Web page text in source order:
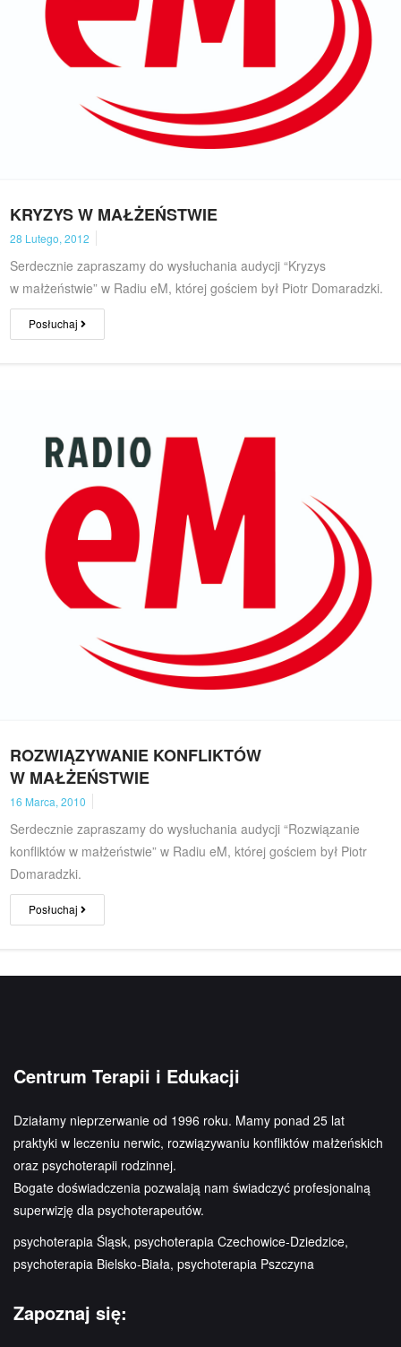
KRYZYS W MAŁŻEŃSTWIE
28 Lutego, 2012
Serdecznie zapraszamy do wysłuchania audycji “Kryzys
w małżeństwie” w Radiu eM, której gościem był Piotr Domaradzki.
Posłuchaj
ROZWIĄZYWANIE KONFLIKTÓW
W MAŁŻEŃSTWIE
16 Marca, 2010
Serdecznie zapraszamy do wysłuchania audycji “Rozwiązanie
konfliktów w małżeństwie” w Radiu eM, której gościem był Piotr
Domaradzki.
Posłuchaj
Centrum Terapii i Edukacji
Działamy nieprzerwanie od 1996 roku. Mamy ponad 25 lat
praktyki w leczeniu nerwic, rozwiązywaniu konfliktów małżeńskich
oraz psychoterapii rodzinnej.
Bogate doświadczenia pozwalają nam świadczyć profesjonalną
superwizję dla psychoterapeutów.
psychoterapia Śląsk, psychoterapia Czechowice-Dziedzice,
psychoterapia Bielsko-Biała, psychoterapia Pszczyna
Zapoznaj się: